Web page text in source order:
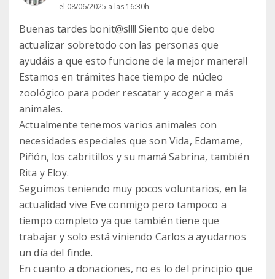
el 08/06/2025 a las 16:30h
Buenas tardes bonit@s!!!! Siento que debo
actualizar sobretodo con las personas que
ayudáis a que esto funcione de la mejor manera!!
Estamos en trámites hace tiempo de núcleo
zoológico para poder rescatar y acoger a más
animales.
Actualmente tenemos varios animales con
necesidades especiales que son Vida, Edamame,
Piñón, los cabritillos y su mamá Sabrina, también
Rita y Eloy.
Seguimos teniendo muy pocos voluntarios, en la
actualidad vive Eve conmigo pero tampoco a
tiempo completo ya que también tiene que
trabajar y solo está viniendo Carlos a ayudarnos
un día del finde.
En cuanto a donaciones, no es lo del principio que